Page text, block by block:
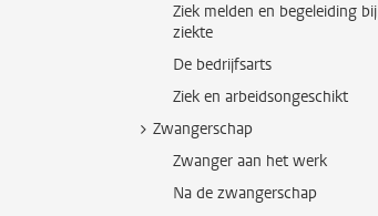
Ziek melden en begeleiding bij
ziekte
De bedrijfsarts
Ziek en arbeidsongeschikt
Zwangerschap
Zwanger aan het werk
Na de zwangerschap